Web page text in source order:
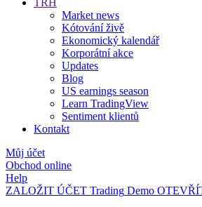
Market news
Kótování živě
Ekonomický kalendář
Korporátní akce
Updates
Blog
US earnings season
Learn TradingView
Sentiment klientů
Kontakt
Můj účet
Obchod online
Help
ZALOŽIT ÚČET Trading Demo